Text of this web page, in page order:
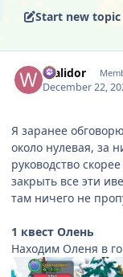
Start new topic
Walidor
December 22,
Я заранее
около нулевая, за
руководство
закрыть все эти
там ничего не
1 квест Олень
Находим Оленя в